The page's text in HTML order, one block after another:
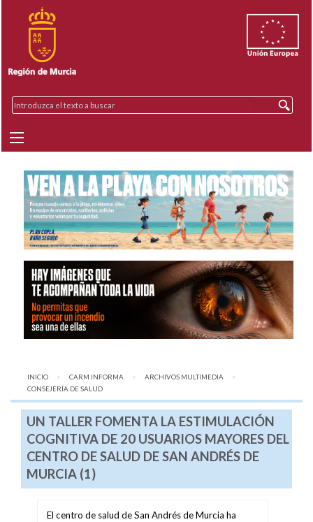
INICIO CARM INFORMA
ARCHIVOS MULTIMEDIA
AQUÍ:
CONSEJERÍA DE SALUD
UN TALLER FOMENTA LA ESTIMULACIÓN
COGNITIVA DE 20 USUARIOS MAYORES DEL
CENTRO DE SALUD DE SAN ANDRÉS DE
MURCIA (1)
El centro de salud de San Andrés de Murcia ha